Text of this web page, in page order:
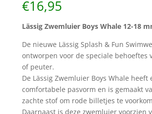
Lässig Zwemluier Boys Whale 12-18
De nieuwe Lässig Splash & Fun
ontworpen voor de speciale behoeftes
of peuter.
De Lässig Zwemluier Boys Whale heeft
comfortabele pasvorm en is gemaakt
zachte stof om rode billetjes te
Daarnaast is deze zwemluier voorzien